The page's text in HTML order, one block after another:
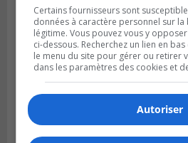
SAINT-CATHERINE
Publié le 30 juillet 2026 à 07h58
Sainte-Catherine
financière au Complexe
Certains fournisseurs sont
données à caractère personnel sur
légitime. Vous pouvez vous y
ci-dessous. Recherchez un lien en
le menu du site pour gérer ou retirer
dans les paramètres des cookies et
Autoriser